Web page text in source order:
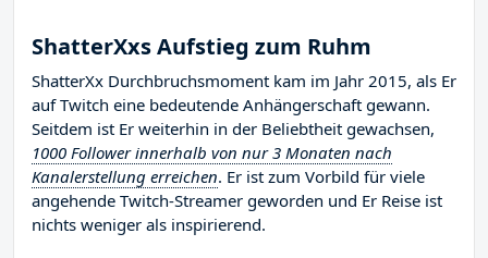
ShatterXxs Aufstieg zum Ruhm
ShatterXx Durchbruchsmoment kam im Jahr 2015, als Er
auf Twitch eine bedeutende Anhängerschaft gewann.
Seitdem ist Er weiterhin in der Beliebtheit gewachsen,
1000 Follower innerhalb von nur 3 Monaten nach
Kanalerstellung erreichen. Er ist zum Vorbild für viele
angehende Twitch-Streamer geworden und Er Reise ist
nichts weniger als inspirierend.